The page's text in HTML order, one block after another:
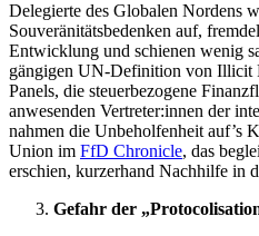
Delegierte des Globalen Nordens
Souveränitätsbedenken auf,
Entwicklung und schienen wenig
gängigen UN-Definition von Illicit
Panels, die steuerbezogene
anwesenden Vertreter:innen der
nahmen die Unbeholfenheit auf’s
Union im FfD Chronicle, das
erschien, kurzerhand Nachhilfe in
Gefahr der